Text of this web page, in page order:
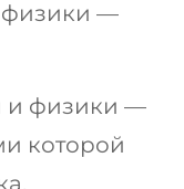
физики —
и физики —
которой